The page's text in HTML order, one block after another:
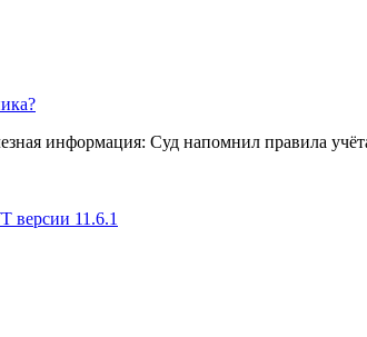
информация: Суд напомнил правила
версии 11.6.1